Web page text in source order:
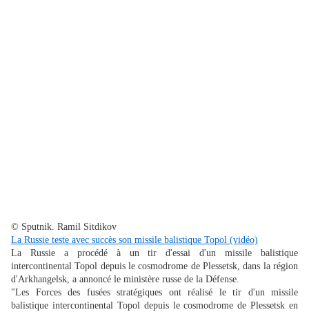
© Sputnik. Ramil Sitdikov
La Russie teste avec succès son missile balistique Topol (vidéo)
La Russie a procédé à un tir d'essai d'un missile balistique
intercontinental Topol depuis le cosmodrome de Plessetsk, dans la région
d'Arkhangelsk, a annoncé le ministère russe de la Défense.
"Les Forces des fusées stratégiques ont réalisé le tir d'un missile
balistique intercontinental Topol depuis le cosmodrome de Plessetsk en